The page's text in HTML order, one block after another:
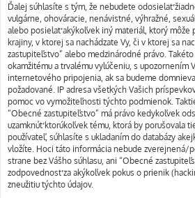
Ďalej súhlasíte s tým, že nebudete odosielať
vulgárne, ohováracie, nenávistné, výhražné,
alebo posielať akýkoľvek iný materiál, ktorý môže
krajiny, v ktorej sa nachádzate Vy, či v ktorej sa
zastupiteľstvo” alebo medzinárodné právo.
okamžitému a trvalému vylúčeniu, s upozornením
internetového pripojenia, ak sa budeme
požadované. IP adresa všetkých Vašich
pomoc vo vymožiteľnosti týchto podmienok.
“Obecné zastupiteľstvo” má právo kedykoľvek
uzamknúť ktorúkoľvek tému, ktorá by porušovala
používateľ, súhlasíte s ukladaním do databázy
vložíte. Hoci táto informácia nebude zverejnená/
strane bez Vášho súhlasu, ani “Obecné
zodpovednosť za akýkoľvek pokus o prienik
zneužitiu týchto údajov.